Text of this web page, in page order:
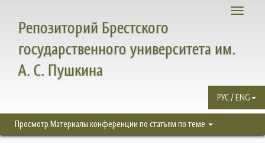
Toggle
Репозиторий Брестского
государственного университета им.
А. С. Пушкина
РУС / ENG
Просмотр Материалы конференции по статьям по теме